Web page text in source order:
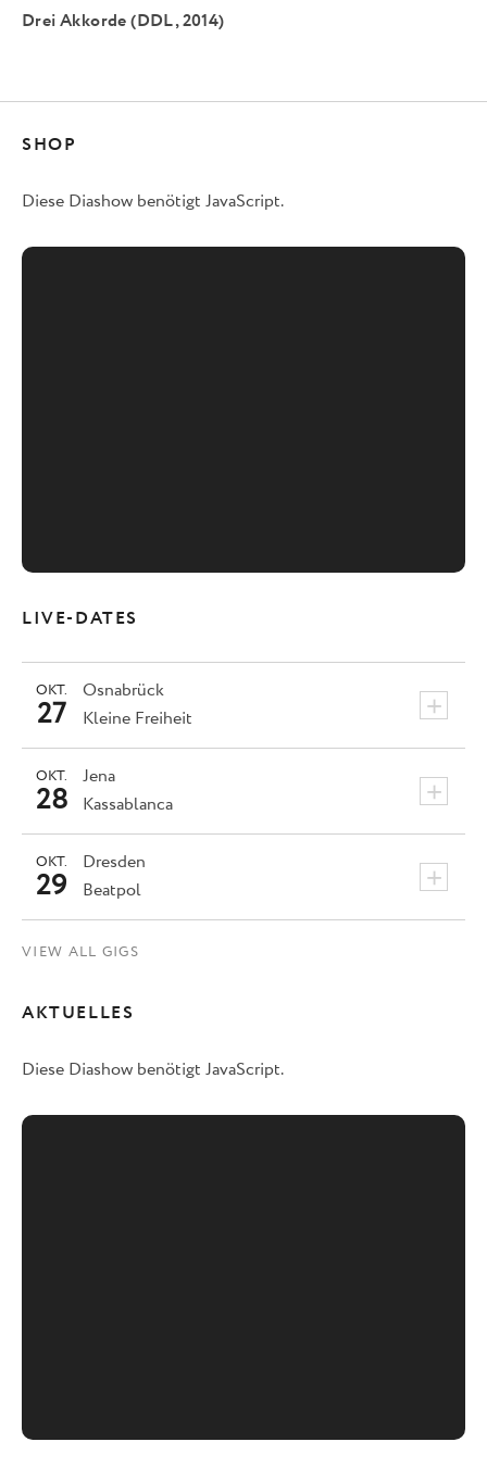
Drei Akkorde (DDL, 2014)
SHOP
Diese Diashow benötigt JavaScript.
LIVE-DATES
Osnabrück +
OKT.
27 Kleine Freiheit
Jena +
OKT.
28 Kassablanca
Dresden +
OKT.
29 Beatpol
VIEW ALL GIGS
AKTUELLES
Diese Diashow benötigt JavaScript.